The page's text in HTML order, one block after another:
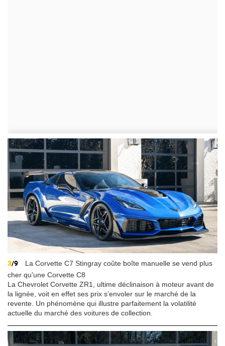
3/9
La Corvette C7 Stingray coûte boîte manuelle se vend plus
cher qu'une Corvette C8
La Chevrolet Corvette ZR1, ultime déclinaison à moteur avant de
la lignée, voit en effet ses prix s’envoler sur le marché de la
revente. Un phénomène qui illustre parfaitement la volatilité
actuelle du marché des voitures de collection.